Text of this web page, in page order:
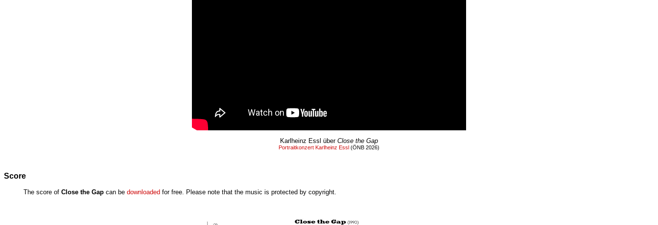
Karlheinz Essl über Close the Gap
Portraitkonzert Karlheinz Essl (ÖNB 2026)
Score
The score of Close the Gap can be downloaded for free. Please note that the music is protected by copyright.